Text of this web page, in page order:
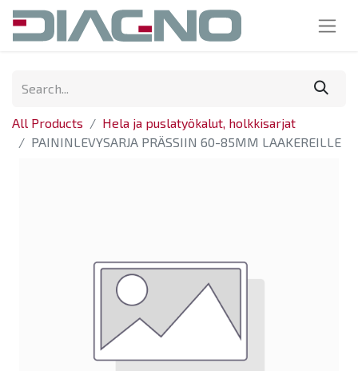
All Products
Hela ja puslatyökalut, holkkisarjat
PAININLEVYSARJA PRÄSSIIN 60-85MM LAAKEREILLE